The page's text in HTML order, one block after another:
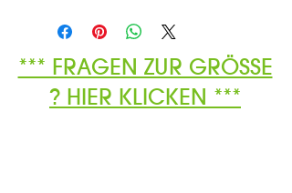
*** FRAGEN ZUR GRÖSSE
? HIER KLICKEN ***